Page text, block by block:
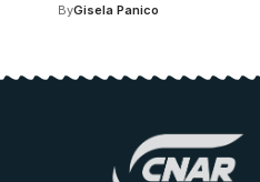
ByGisela Panico